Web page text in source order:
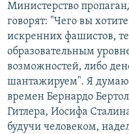
Министерство
говорят: "Чего вы
искренних фашистов,
образовательным
возможностей, либо
шантажируем". Я
времен Бернардо
Гитлера, Иосифа
будучи человеком,